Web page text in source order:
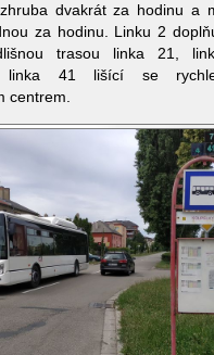
dvakrát za hodinu a
za hodinu. Linku 2
trasou linka 21,
linka 41 lišící se
centrem.